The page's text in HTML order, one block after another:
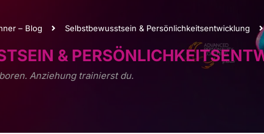
– Blog Selbstbewusstsein & Persönlichkeitsentwicklung
&
Anziehung trainierst du.